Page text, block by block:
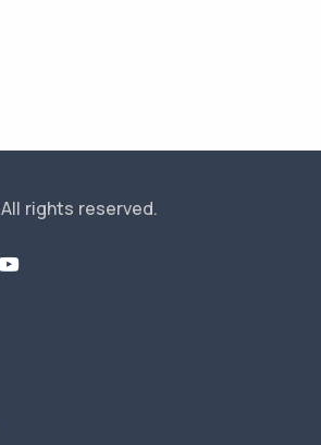
All rights reserved.